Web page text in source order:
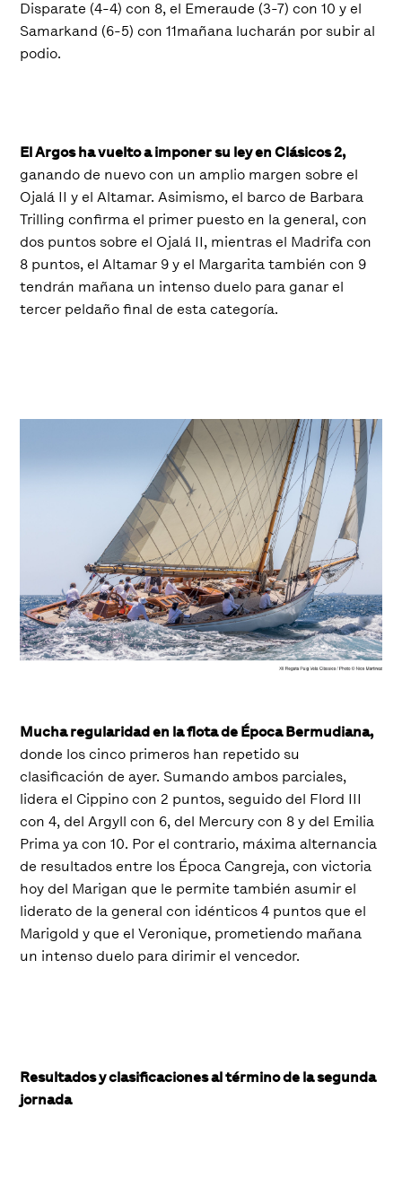
Disparate (4-4) con 8, el Emeraude (3-7) con 10 y el
Samarkand (6-5) con 11mañana lucharán por subir al
podio.
El Argos ha vuelto a imponer su ley en Clásicos 2,
ganando de nuevo con un amplio margen sobre el
Ojalá II y el Altamar. Asimismo, el barco de Barbara
Trilling confirma el primer puesto en la general, con
dos puntos sobre el Ojalá II, mientras el Madrifa con
8 puntos, el Altamar 9 y el Margarita también con 9
tendrán mañana un intenso duelo para ganar el
tercer peldaño final de esta categoría.
Mucha regularidad en la flota de Época Bermudiana,
donde los cinco primeros han repetido su
clasificación de ayer. Sumando ambos parciales,
lidera el Cippino con 2 puntos, seguido del Flord III
con 4, del Argyll con 6, del Mercury con 8 y del Emilia
Prima ya con 10. Por el contrario, máxima alternancia
de resultados entre los Época Cangreja, con victoria
hoy del Marigan que le permite también asumir el
liderato de la general con idénticos 4 puntos que el
Marigold y que el Veronique, prometiendo mañana
un intenso duelo para dirimir el vencedor.
Resultados y clasificaciones al término de la segunda
jornada